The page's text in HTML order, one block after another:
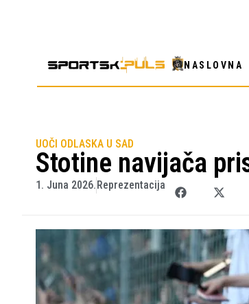
NASLOVNA
UOČI ODLASKA U SAD
Stotine navijača
1. Juna 2026.Reprezentacija